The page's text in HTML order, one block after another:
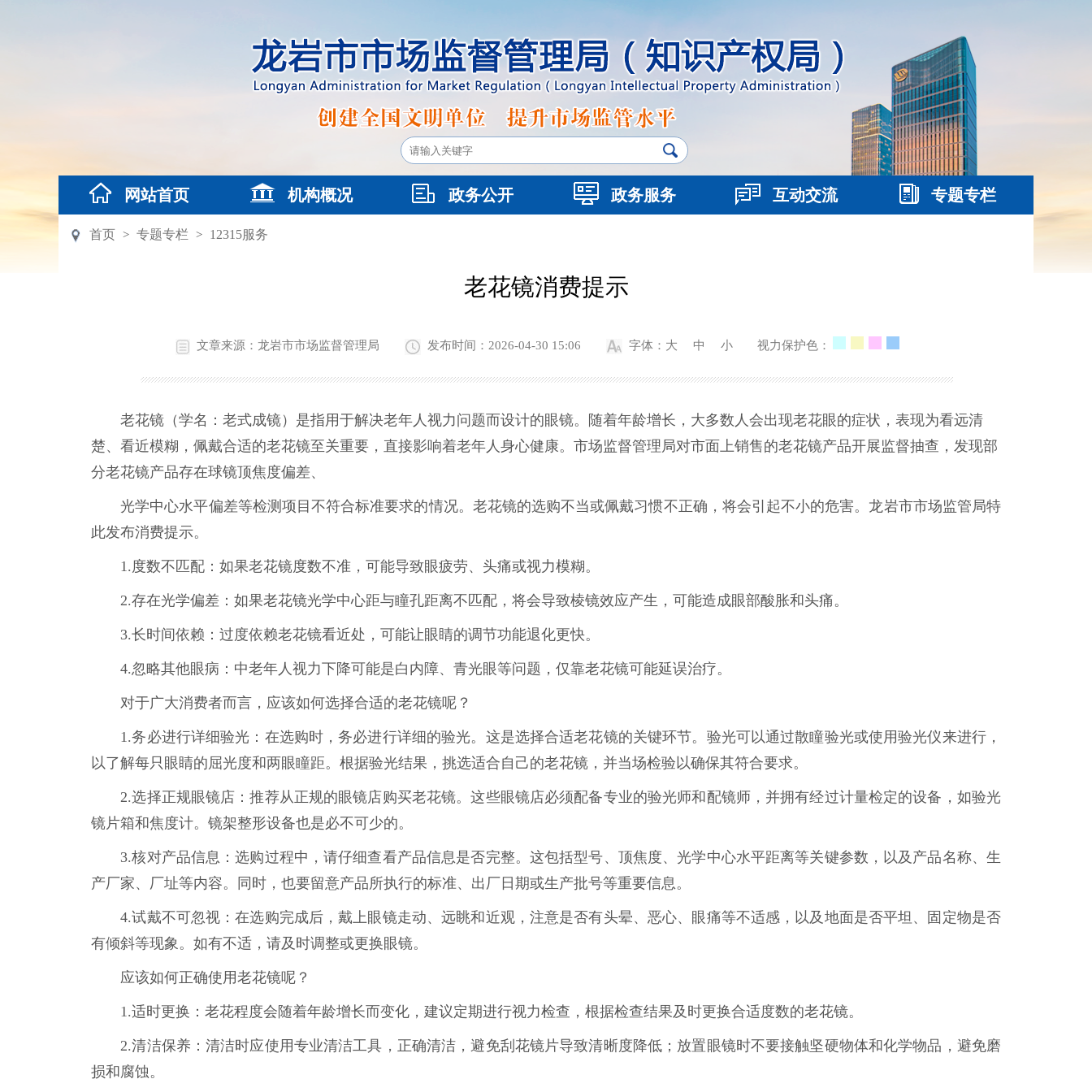
网站首页 机构概况 政务公开 政务服务 互动交流 专题专栏
首页 > 专题专栏 > 12315服务
老花镜消费提示
文章来源：龙岩市市场监督管理局 发布时间：2026-04-30 15:06 字体： 大 中 小 视力保护色：
老花镜（学名：老式成镜）是指用于解决老年人视力问题而设计的眼镜。随着年龄增长，大多数人会出现老花眼的症状，表现为看远清
楚、看近模糊，佩戴合适的老花镜至关重要，直接影响着老年人身心健康。市场监督管理局对市面上销售的老花镜产品开展监督抽查，发现部
分老花镜产品存在球镜顶焦度偏差、
光学中心水平偏差等检测项目不符合标准要求的情况。老花镜的选购不当或佩戴习惯不正确，将会引起不小的危害。龙岩市市场监管局特
此发布消费提示。
1.度数不匹配：如果老花镜度数不准，可能导致眼疲劳、头痛或视力模糊。
2.存在光学偏差：如果老花镜光学中心距与瞳孔距离不匹配，将会导致棱镜效应产生，可能造成眼部酸胀和头痛。
3.长时间依赖：过度依赖老花镜看近处，可能让眼睛的调节功能退化更快。
4.忽略其他眼病：中老年人视力下降可能是白内障、青光眼等问题，仅靠老花镜可能延误治疗。
对于广大消费者而言，应该如何选择合适的老花镜呢？
1.务必进行详细验光：在选购时，务必进行详细的验光。这是选择合适老花镜的关键环节。验光可以通过散瞳验光或使用验光仪来进行，
以了解每只眼睛的屈光度和两眼瞳距。根据验光结果，挑选适合自己的老花镜，并当场检验以确保其符合要求。
2.选择正规眼镜店：推荐从正规的眼镜店购买老花镜。这些眼镜店必须配备专业的验光师和配镜师，并拥有经过计量检定的设备，如验光
镜片箱和焦度计。镜架整形设备也是必不可少的。
3.核对产品信息：选购过程中，请仔细查看产品信息是否完整。这包括型号、顶焦度、光学中心水平距离等关键参数，以及产品名称、生
产厂家、厂址等内容。同时，也要留意产品所执行的标准、出厂日期或生产批号等重要信息。
4.试戴不可忽视：在选购完成后，戴上眼镜走动、远眺和近观，注意是否有头晕、恶心、眼痛等不适感，以及地面是否平坦、固定物是否
有倾斜等现象。如有不适，请及时调整或更换眼镜。
应该如何正确使用老花镜呢？
1.适时更换：老花程度会随着年龄增长而变化，建议定期进行视力检查，根据检查结果及时更换合适度数的老花镜。
2.清洁保养：清洁时应使用专业清洁工具，正确清洁，避免刮花镜片导致清晰度降低；放置眼镜时不要接触坚硬物体和化学物品，避免磨
损和腐蚀。